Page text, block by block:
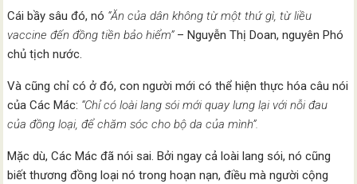
Cái bầy sâu đó, nó “Ăn của dân không từ một thứ gì, từ liều
vaccine đến đồng tiền bảo hiểm”– Nguyễn Thị Doan, nguyên Phó
chủ tịch nước.
Và cũng chỉ có ở đó, con người mới có thể hiện thực hóa câu nói
của Các Mác: “Chỉ có loài lang sói mới quay lưng lại với nỗi đau
của đồng loại, để chăm sóc cho bộ da của mình”.
Mặc dù, Các Mác đã nói sai. Bởi ngay cả loài lang sói, nó cũng
biết thương đồng loại nó trong hoạn nạn, điều mà người cộng